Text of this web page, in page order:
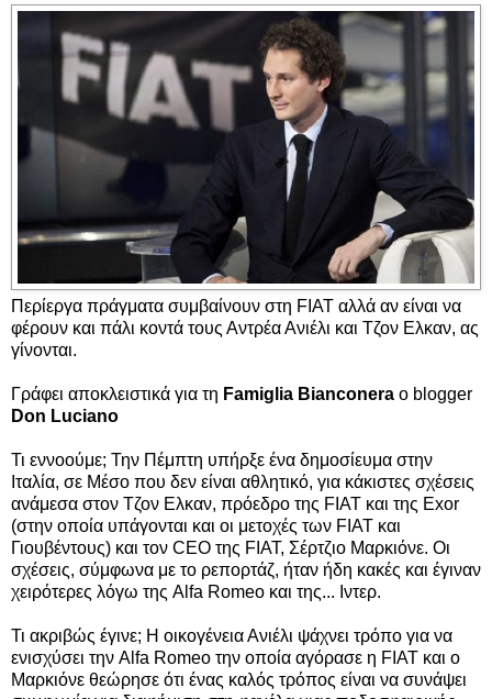
Περίεργα πράγματα συμβαίνουν στη FIAT αλλά αν είναι να
φέρουν και πάλι κοντά τους Αντρέα Ανιέλι και Τζον Ελκαν, ας
γίνονται.
Γράφει αποκλειστικά για τη Famiglia Bianconera ο blogger
Don Luciano
Τι εννοούμε; Την Πέμπτη υπήρξε ένα δημοσίευμα στην
Ιταλία, σε Μέσο που δεν είναι αθλητικό, για κάκιστες σχέσεις
ανάμεσα στον Τζον Ελκαν, πρόεδρο της FIAT και της Exor
(στην οποία υπάγονται και οι μετοχές των FIAT και
Γιουβέντους) και τον CEO της FIAT, Σέρτζιο Μαρκιόνε. Οι
σχέσεις, σύμφωνα με το ρεπορτάζ, ήταν ήδη κακές και έγιναν
χειρότερες λόγω της Alfa Romeo και της... Ιντερ.
Τι ακριβώς έγινε; Η οικογένεια Ανιέλι ψάχνει τρόπο για να
ενισχύσει την Alfa Romeo την οποία αγόρασε η FIAT και ο
Μαρκιόνε θεώρησε ότι ένας καλός τρόπος είναι να συνάψει